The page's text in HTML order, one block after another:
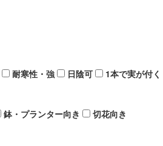
耐寒性・強 日陰可 1本で実が付く
鉢・プランター向き
切花向き